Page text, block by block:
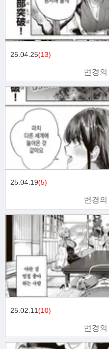
변경
25.04.25(13)
변경
25.04.19(5)
변경
25.02.11(10)